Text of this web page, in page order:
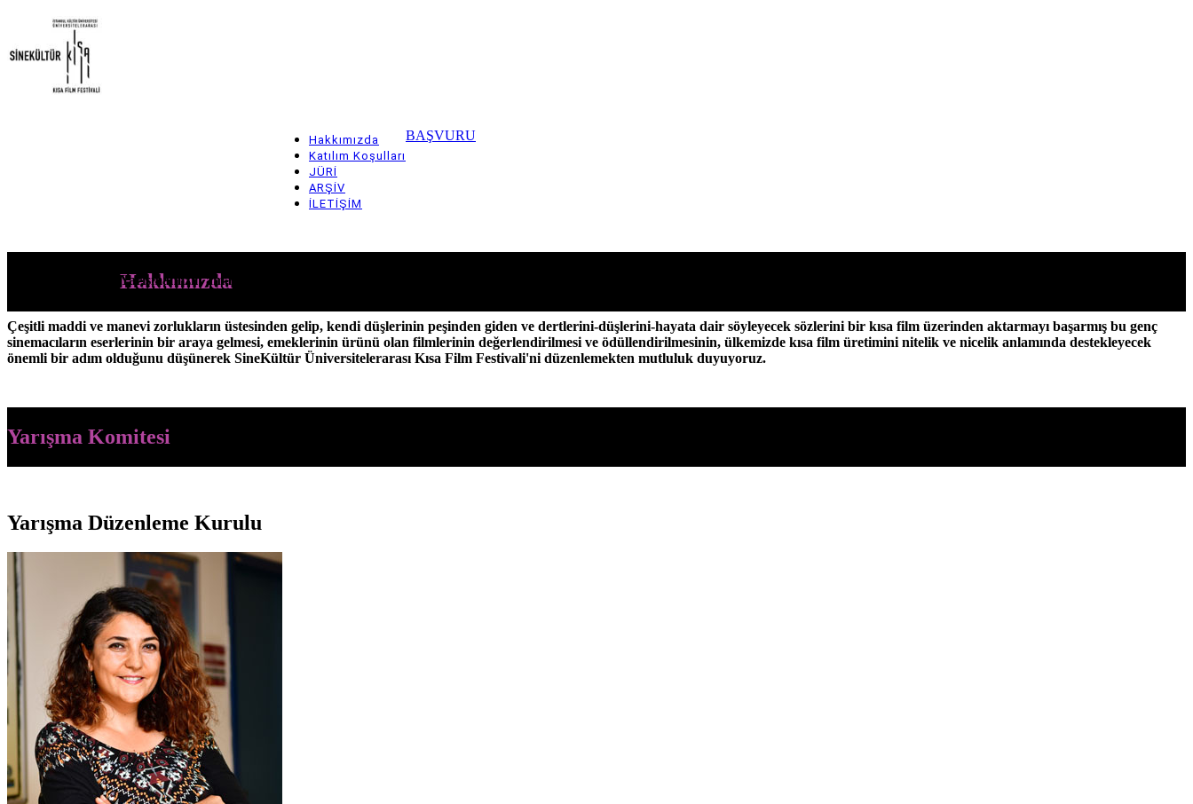
main
content
Main
navigation
Hakkımızda
Katılım Koşulları
JÜRİ
ARŞİV
İLETİŞİM
BAŞVURU
Hakkımızda
Yarışmamızın amacı, henüz öğrenim gören genç sinemacılarımıza film yapma yolculuğunun en önemli aşamalarından biri olan kısa film sürecinde cesaret vermek ve yanlarında
Çeşitli maddi ve manevi zorlukların üstesinden gelip, kendi düşlerinin peşinden giden ve dertlerini-düşlerini-hayata dair söyleyecek sözlerini bir kısa film üzerinden aktarmayı başarmış bu genç
sinemacıların eserlerinin bir araya gelmesi, emeklerinin ürünü olan filmlerinin değerlendirilmesi ve ödüllendirilmesinin, ülkemizde kısa film üretimini nitelik ve nicelik anlamında destekleyecek
önemli bir adım olduğunu düşünerek SineKültür Üniversitelerarası Kısa Film Festivali'ni düzenlemekten mutluluk duyuyoruz.
Yarışma Komitesi
Yarışma Düzenleme Kurulu